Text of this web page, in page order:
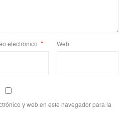
electrónico * Web
y web en este navegador para la